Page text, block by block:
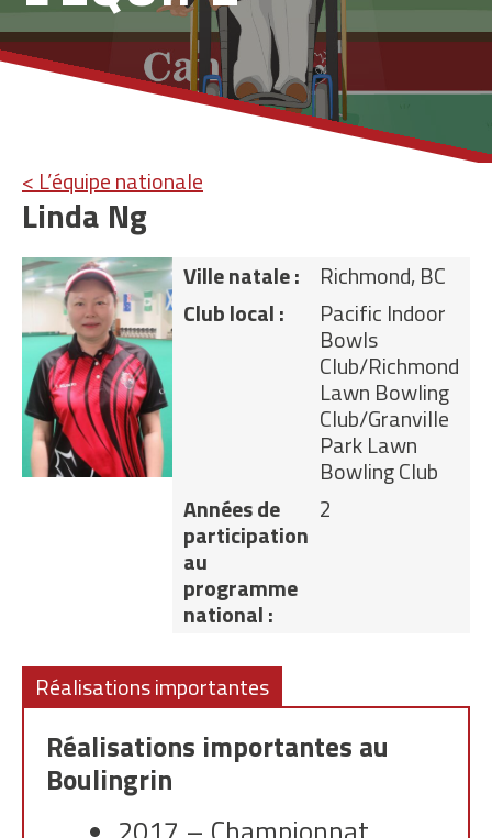
< L’équipe nationale
Linda Ng
Ville natale :
Richmond, BC
Club local :
Pacific Indoor
Bowls
Club/Richmond
Lawn Bowling
Club/Granville
Park Lawn
Bowling Club
Années de
participation
au
programme
national :
2
Réalisations importantes
Réalisations importantes au
Boulingrin